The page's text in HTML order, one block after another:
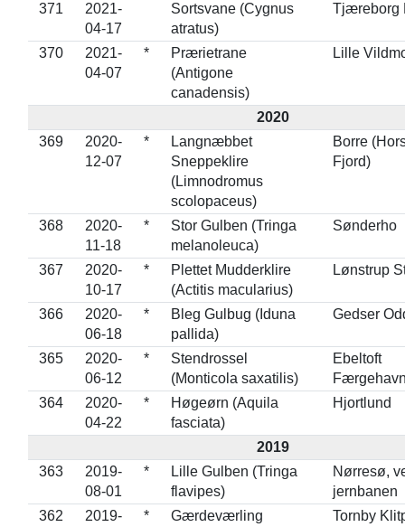
371
2021-
04-17
Sortsvane (Cygnus
atratus)
Tjæreborg
370
2021-
04-07
*
Prærietrane
(Antigone
canadensis)
Lille
2020
369
2020-
12-07
*
Langnæbbet
Sneppeklire
(Limnodromus
scolopaceus)
Borre
Fjord)
368
2020-
11-18
*
Stor Gulben (Tringa
melanoleuca)
Sønderho
367
2020-
10-17
*
Plettet Mudderklire
(Actitis macularius)
Lønstrup
366
2020-
06-18
*
Bleg Gulbug (Iduna
pallida)
Gedser
365
2020-
06-12
*
Stendrossel
(Monticola saxatilis)
Ebeltoft
364
2020-
04-22
*
Høgeørn (Aquila
fasciata)
Hjortlund
2019
363
2019-
08-01
*
Lille Gulben (Tringa
flavipes)
Nørresø,
jernbanen
362
2019-
*
Gærdeværling
Tornby